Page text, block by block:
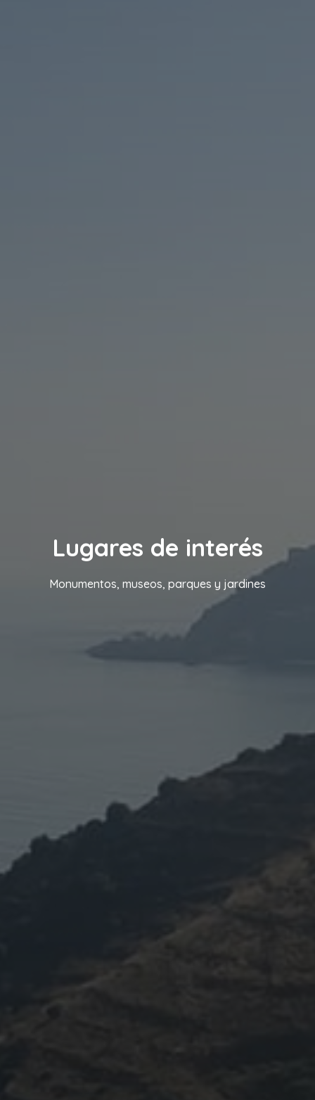
Lugares de interés
Monumentos, museos, parques y jardines